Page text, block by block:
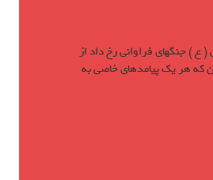
) جنگهای فراوانی رخ داد از
که هر يک پيامدهای خاصی به